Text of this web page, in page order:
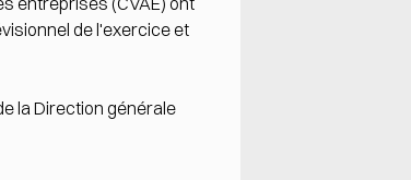
de l'exercice et
la Direction générale